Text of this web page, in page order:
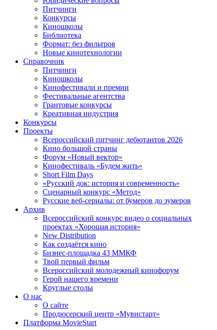
Питчинги
Конкурсы
Киношколы
Библиотека
Формат: без фильтров
Новые кинотехнологии
Справочник
Питчинги
Киношколы
Кинофестивали и премии
Фестивальные агентства
Грантовые конкурсы
Креативная индустрия
Конкурсы
Проекты
Всероссийский питчинг дебютантов 2026
Кино большой страны
Форум «Новый вектор»
Кинофестиваль «Будем жить»
Short Film Days
«Русский док: история и современность»
Сценарный конкурс «Метод»
Русские веб-сериалы: от бумеров до зумеров
Архив
Всероссийский конкурс видео о социальных
проектах «Хорошая история»
New Distribution
Как создаётся кино
Бизнес-площадка 43 ММКФ
Твой первый фильм
Всероссийский молодежный кинофорум
Герой нашего времени
Круглые столы
О нас
О сайте
Продюсерский центр «Мувистарт»
Платформа MovieStart